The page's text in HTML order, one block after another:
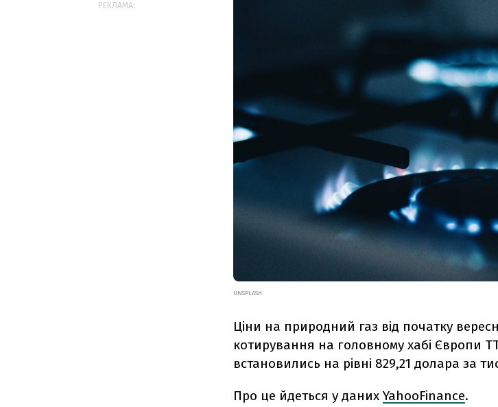
UNSPLASH
Ціни на природний газ від початку
котирування на головному хабі Європи
встановились на рівні 829,21 долара за
Про це йдеться у даних YahooFinance.
РЕКЛАМА: